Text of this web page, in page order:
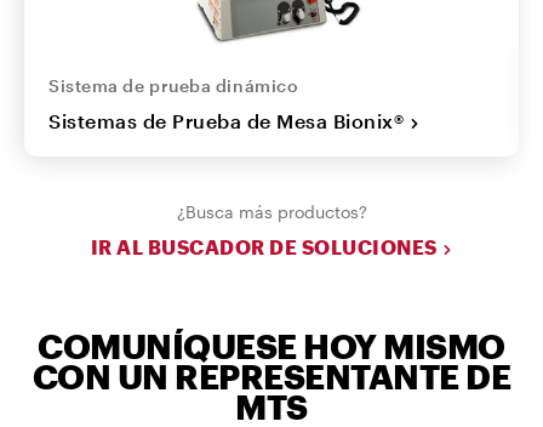
Sistema de prueba dinámico
Sistemas de Prueba de Mesa Bionix®
¿Busca más productos?
IR AL BUSCADOR DE SOLUCIONES
COMUNÍQUESE HOY MISMO
CON UN REPRESENTANTE DE
MTS